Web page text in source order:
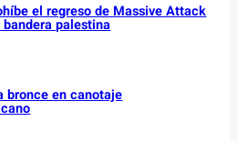
el regreso de Massive Attack
palestina
bronce en canotaje